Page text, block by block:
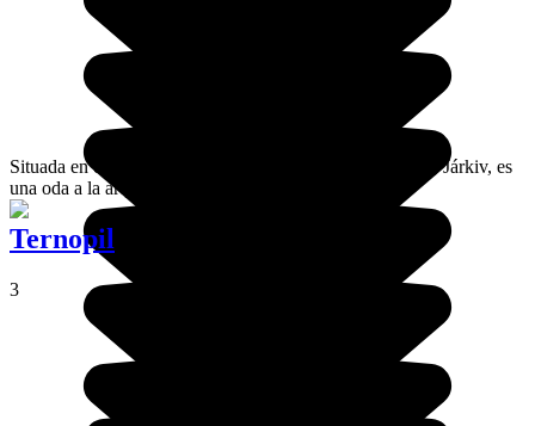
Situada en el este de Ucrania, la segunda ciudad del país, Járkiv, es
una oda a la arquitectura soviética.
Ternopil
3